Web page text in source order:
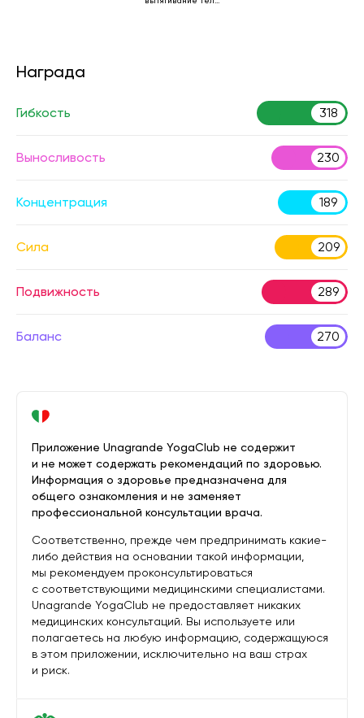
Награда
Гибкость 318
Выносливость 230
Концентрация 189
Сила 209
Подвижность 289
Баланс 270
Приложение Unagrande YogaClub не содержит
и не может содержать рекомендаций по здоровью.
Информация о здоровье предназначена для
общего ознакомления и не заменяет
профессиональной консультации врача.
Соответственно, прежде чем предпринимать какие-
либо действия на основании такой информации,
мы рекомендуем проконсультироваться
с соответствующими медицинскими специалистами.
Unagrande YogaClub не предоставляет никаких
медицинских консультаций. Вы используете или
полагаетесь на любую информацию, содержащуюся
в этом приложении, исключительно на ваш страх
и риск.